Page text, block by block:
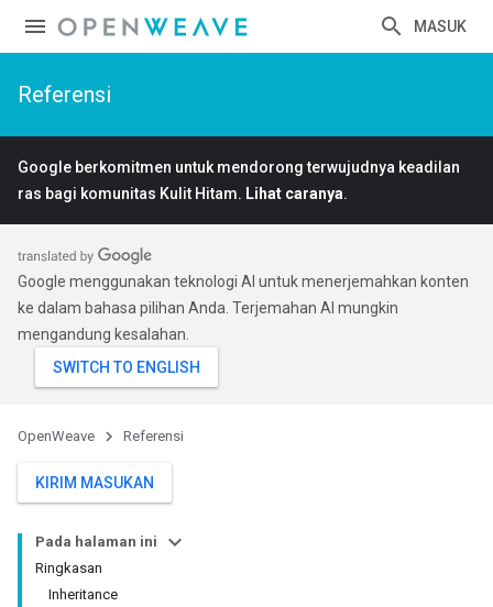
MASUK
Referensi
Google berkomitmen untuk mendorong terwujudnya keadilan
ras bagi komunitas Kulit Hitam. Lihat caranya.
Google menggunakan teknologi AI untuk menerjemahkan konten
ke dalam bahasa pilihan Anda. Terjemahan AI mungkin
mengandung kesalahan.
OpenWeave Referensi
KIRIM MASUKAN
Pada halaman ini
Ringkasan
Inheritance